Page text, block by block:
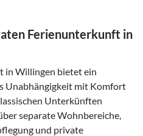
Ferienunterkunft in
in Willingen bietet ein
Unabhängigkeit mit Komfort
Unterkünften
separate Wohnbereiche,
und private